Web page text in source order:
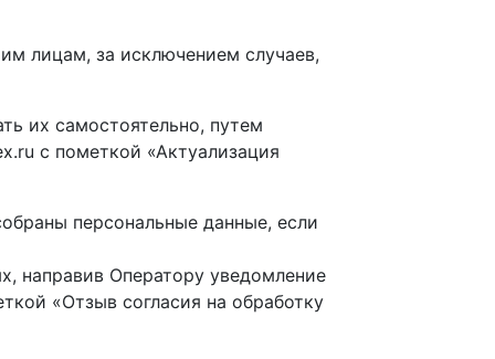
лицам, за исключением случаев,
их самостоятельно, путем
с пометкой «Актуализация
персональные данные, если
направив Оператору уведомление
«Отзыв согласия на обработку